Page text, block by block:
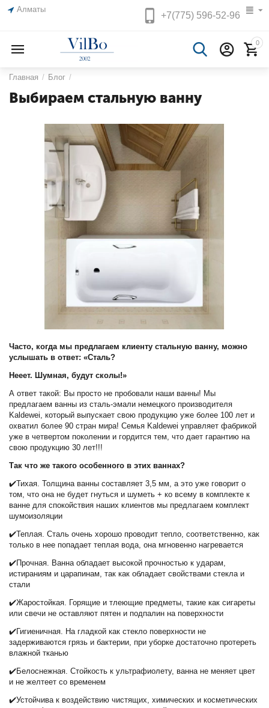
Алматы
+7(775)596-52-96
0
Главная / Блог /
Выбираем стальную ванну
Часто, когда мы предлагаем клиенту стальную ванну, можно
услышать в ответ: «Сталь?
Нееет. Шумная, будут сколы!»
А ответ такой: Вы просто не пробовали наши ванны! Мы
предлагаем ванны из сталь-эмали немецкого производителя
Kaldewei, который выпускает свою продукцию уже более 100 лет и
охватил более 90 стран мира! Семья Kaldewei управляет фабрикой
уже в четвертом поколении и гордится тем, что дает гарантию на
свою продукцию 30 лет!!!
Так что же такого особенного в этих ваннах?
✔️Тихая. Толщина ванны составляет 3,5 мм, а это уже говорит о
том, что она не будет гнуться и шуметь + ко всему в комплекте к
ванне для спокойствия наших клиентов мы предлагаем комплект
шумоизоляции
✔️Теплая. Сталь очень хорошо проводит тепло, соответственно, как
только в нее попадает теплая вода, она мгновенно нагревается
✔️Прочная. Ванна обладает высокой прочностью к ударам,
истираниям и царапинам, так как обладает свойствами стекла и
стали
✔️Жаростойкая. Горящие и тлеющие предметы, такие как сигареты
или свечи не оставляют пятен и подпалин на поверхности
✔️Гигиеничная. На гладкой как стекло поверхности не
задерживаются грязь и бактерии, при уборке достаточно протереть
влажной тканью
✔️Белоснежная. Стойкость к ультрафиолету, ванна не меняет цвет
и не желтеет со временем
✔️Устойчива к воздействию чистящих, химических и косметических